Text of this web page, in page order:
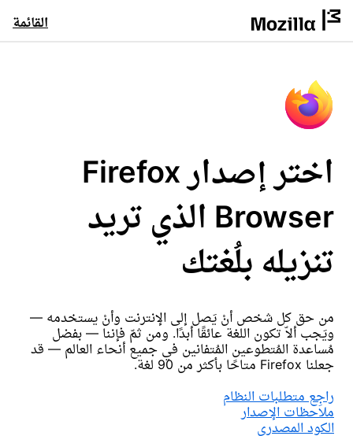
القائمة
اختر إصدار Firefox
Browser الذي تريد
تنزيله بلُغتك
من حق كل شخص أنْ يَصل إلى الإنترنت وأنْ يستخدمه —
ويَجب ألاّ تكون اللغة عائقًا أبدًا. ومن ثمّ فإننا — بفضل
مُساعدة المُتطوعين المُتفانين في جميع أنحاء العالم — قد
جعلنا Firefox متاحًا بأكثر من 90 لغة.
راجِع متطلبات النظام
ملاحظات الإصدار
الكود المصدري